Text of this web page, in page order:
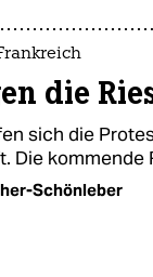
die
sich die
Die kommende
Schönleber